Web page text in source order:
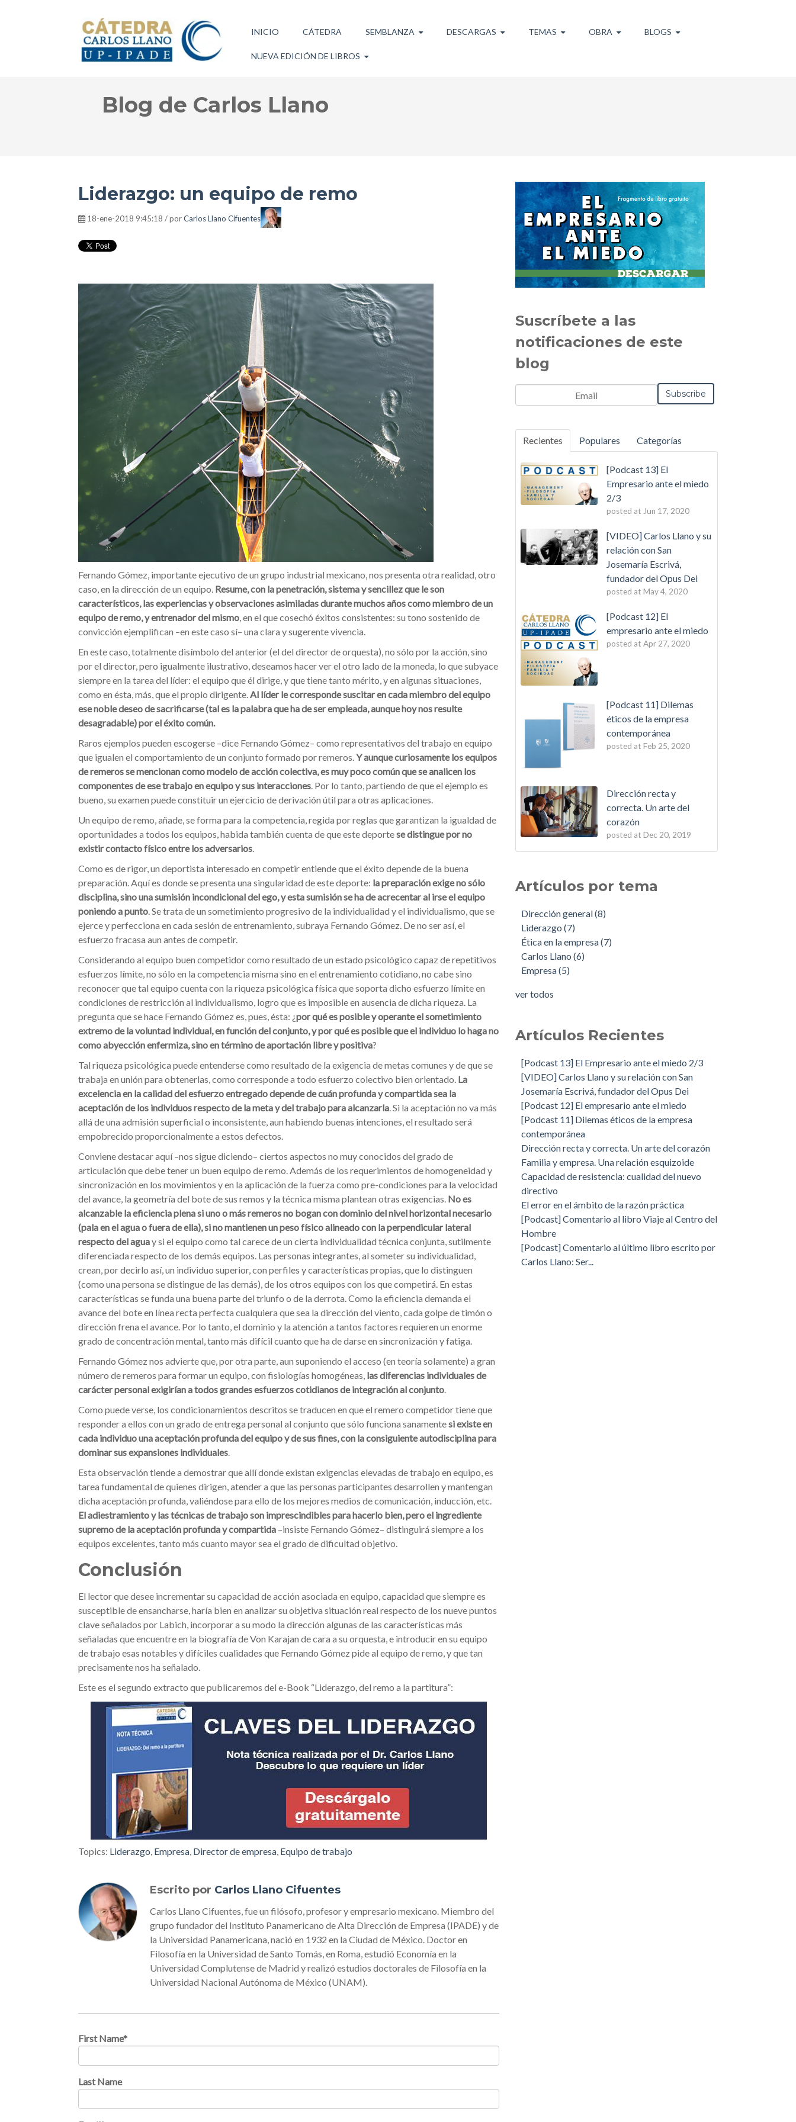
INICIO CÁTEDRA SEMBLANZA DESCARGAS TEMAS OBRA BLOGS
NUEVA EDICIÓN DE LIBROS
Blog de Carlos Llano
Liderazgo: un equipo de remo
18-ene-2018 9:45:18 / porCarlos Llano Cifuentes
Fernando Gómez, importante ejecutivo de un grupo industrial mexicano, nos presenta otra realidad, otro
caso, en la dirección de un equipo. Resume, con la penetración, sistema y sencillez que le son
característicos, las experiencias y observaciones asimiladas durante muchos años como miembro de un
equipo de remo, y entrenador del mismo, en el que cosechó éxitos consistentes: su tono sostenido de
convicción ejemplifican –en este caso sí– una clara y sugerente vivencia.
En este caso, totalmente disímbolo del anterior (el del director de orquesta), no sólo por la acción, sino
por el director, pero igualmente ilustrativo, deseamos hacer ver el otro lado de la moneda, lo que subyace
siempre en la tarea del líder: el equipo que él dirige, y que tiene tanto mérito, y en algunas situaciones,
como en ésta, más, que el propio dirigente.Al líder le corresponde suscitar en cada miembro del equipo
ese noble deseo de sacrificarse (tal es la palabra que ha de ser empleada, aunque hoy nos resulte
desagradable) por el éxito común.
Raros ejemplos pueden escogerse –dice Fernando Gómez– como representativos del trabajo en equipo
que igualen el comportamiento de un conjunto formado por remeros.Y aunque curiosamente los equipos
de remeros se mencionan como modelo de acción colectiva, es muy poco común que se analicen los
componentes de ese trabajo en equipo y sus interacciones. Por lo tanto, partiendo de que el ejemplo es
bueno, su examen puede constituir un ejercicio de derivación útil para otras aplicaciones.
Un equipo de remo, añade, se forma para la competencia, regida por reglas que garantizan la igualdad de
oportunidades a todos los equipos, habida también cuenta de que este deportese distingue por no
existir contacto físico entre los adversarios.
Como es de rigor, un deportista interesado en competir entiende que el éxito depende de la buena
preparación. Aquí es donde se presenta una singularidad de este deporte: la preparación exige no sólo
disciplina, sino una sumisión incondicional del ego, y esta sumisión se ha de acrecentar al irse el equipo
poniendo a punto. Se trata de un sometimiento progresivo de la individualidad y el individualismo, que se
ejerce y perfecciona en cada sesión de entrenamiento, subraya Fernando Gómez. De no ser así, el
esfuerzo fracasa aun antes de competir.
Considerando al equipo buen competidor como resultado de un estado psicológico capaz de repetitivos
esfuerzos límite, no sólo en la competencia misma sino en el entrenamiento cotidiano, no cabe sino
reconocer que tal equipo cuenta con la riqueza psicológica física que soporta dicho esfuerzo límite en
condiciones de restricción al individualismo, logro que es imposible en ausencia de dicha riqueza. La
pregunta que se hace Fernando Gómez es, pues, ésta: ¿por qué es posible y operante el sometimiento
extremo de la voluntad individual, en función del conjunto, y por qué es posible que el individuo lo haga no
como abyección enfermiza, sino en término de aportación libre y positiva?
Tal riqueza psicológica puede entenderse como resultado de la exigencia de metas comunes y de que se
trabaja en unión para obtenerlas, como corresponde a todo esfuerzo colectivo bien orientado. La
excelencia en la calidad del esfuerzo entregado depende de cuán profunda y compartida sea la
aceptación de los individuos respecto de la meta y del trabajo para alcanzarla. Si la aceptación no va más
allá de una admisión superficial o inconsistente, aun habiendo buenas intenciones, el resultado será
empobrecido proporcionalmente a estos defectos.
Conviene destacar aquí –nos sigue diciendo– ciertos aspectos no muy conocidos del grado de
articulación que debe tener un buen equipo de remo. Además de los requerimientos de homogeneidad y
sincronización en los movimientos y en la aplicación de la fuerza como pre-condiciones para la velocidad
del avance, la geometría del bote de sus remos y la técnica misma plantean otras exigencias. No es
alcanzable la eficiencia plena si uno o más remeros no bogan con dominio del nivel horizontal necesario
(pala en el agua o fuera de ella), si no mantienen un peso físico alineado con la perpendicular lateral
respecto del aguay si el equipo como tal carece de un cierta individualidad técnica conjunta, sutilmente
diferenciada respecto de los demás equipos. Las personas integrantes, al someter su individualidad,
crean, por decirlo así, un individuo superior, con perfiles y características propias, que lo distinguen
(como una persona se distingue de las demás), de los otros equipos con los que competirá. En estas
características se funda una buena parte del triunfo o de la derrota. Como la eficiencia demanda el
avance del bote en línea recta perfecta cualquiera que sea la dirección del viento, cada golpe de timón o
dirección frena el avance. Por lo tanto, el dominio y la atención a tantos factores requieren un enorme
grado de concentración mental, tanto más difícil cuanto que ha de darse en sincronización y fatiga.
Fernando Gómez nos advierte que, por otra parte, aun suponiendo el acceso (en teoría solamente) a gran
número de remeros para formar un equipo, con fisiologías homogéneas, las diferencias individuales de
carácter personal exigirían a todos grandes esfuerzos cotidianos de integración al conjunto.
Como puede verse, los condicionamientos descritos se traducen en que el remero competidor tiene que
responder a ellos con un grado de entrega personal al conjunto que sólo funciona sanamentesi existe en
cada individuo una aceptación profunda del equipo y de sus fines, con la consiguiente autodisciplina para
dominar sus expansiones individuales.
Esta observación tiende a demostrar que allí donde existan exigencias elevadas de trabajo en equipo, es
tarea fundamental de quienes dirigen, atender a que las personas participantes desarrollen y mantengan
dicha aceptación profunda, valiéndose para ello de los mejores medios de comunicación, inducción, etc.
El adiestramiento y las técnicas de trabajo son imprescindibles para hacerlo bien, pero el ingrediente
supremo de la aceptación profunda y compartida –insiste Fernando Gómez– distinguirá siempre a los
equipos excelentes, tanto más cuanto mayor sea el grado de dificultad objetivo.
Conclusión
El lector que desee incrementar su capacidad de acción asociada en equipo, capacidad que siempre es
susceptible de ensancharse, haría bien en analizar su objetiva situación real respecto de los nueve puntos
clave señalados por Labich, incorporar a su modo la dirección algunas de las características más
señaladas que encuentre en la biografía de Von Karajan de cara a su orquesta, e introducir en su equipo
de trabajo esas notables y difíciles cualidades que Fernando Gómez pide al equipo de remo, y que tan
precisamente nos ha señalado.
Este es el segundo extracto que publicaremos del e-Book “Liderazgo, del remo a la partitura”:
Topics: Liderazgo, Empresa, Director de empresa, Equipo de trabajo
Escrito por Carlos Llano Cifuentes
Carlos Llano Cifuentes, fue un filósofo, profesor y empresario mexicano. Miembro del
grupo fundador del Instituto Panamericano de Alta Dirección de Empresa (IPADE) y de
la Universidad Panamericana, nació en 1932 en la Ciudad de México. Doctor en
Filosofía en la Universidad de Santo Tomás, en Roma, estudió Economía en la
Universidad Complutense de Madrid y realizó estudios doctorales de Filosofía en la
Universidad Nacional Autónoma de México (UNAM).
First Name*
Last Name
Suscríbete a las
notificaciones de este
blog
Recientes Populares Categorías
[Podcast 13] El
Empresario ante el miedo
2/3
posted at Jun 17, 2020
[VIDEO] Carlos Llano y su
relación con San
Josemaría Escrivá,
fundador del Opus Dei
posted at May 4, 2020
[Podcast 12] El
empresario ante el miedo
posted at Apr 27, 2020
[Podcast 11] Dilemas
éticos de la empresa
contemporánea
posted at Feb 25, 2020
Dirección recta y
correcta. Un arte del
corazón
posted at Dec 20, 2019
Artículos por tema
Dirección general(8)
Liderazgo(7)
Ética en la empresa(7)
Carlos Llano(6)
Empresa(5)
ver todos
Artículos Recientes
[Podcast 13] El Empresario ante el miedo 2/3
[VIDEO] Carlos Llano y su relación con San
Josemaría Escrivá, fundador del Opus Dei
[Podcast 12] El empresario ante el miedo
[Podcast 11] Dilemas éticos de la empresa
contemporánea
Dirección recta y correcta. Un arte del corazón
Familia y empresa. Una relación esquizoide
Capacidad de resistencia: cualidad del nuevo
directivo
El error en el ámbito de la razón práctica
[Podcast] Comentario al libro Viaje al Centro del
Hombre
[Podcast] Comentario al último libro escrito por
Carlos Llano: Ser...